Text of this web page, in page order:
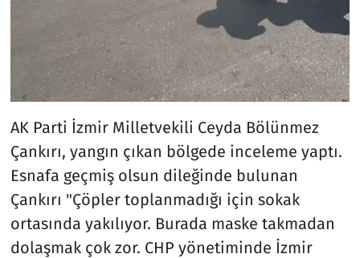
AK Parti İzmir Milletvekili Ceyda Bölünmez
Çankırı, yangın çıkan bölgede inceleme yaptı.
Esnafa geçmiş olsun dileğinde bulunan
Çankırı "Çöpler toplanmadığı için sokak
ortasında yakılıyor. Burada maske takmadan
dolaşmak çok zor. CHP yönetiminde İzmir